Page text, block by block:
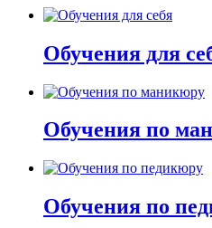
Обучения для
Обучения по
Обучения по